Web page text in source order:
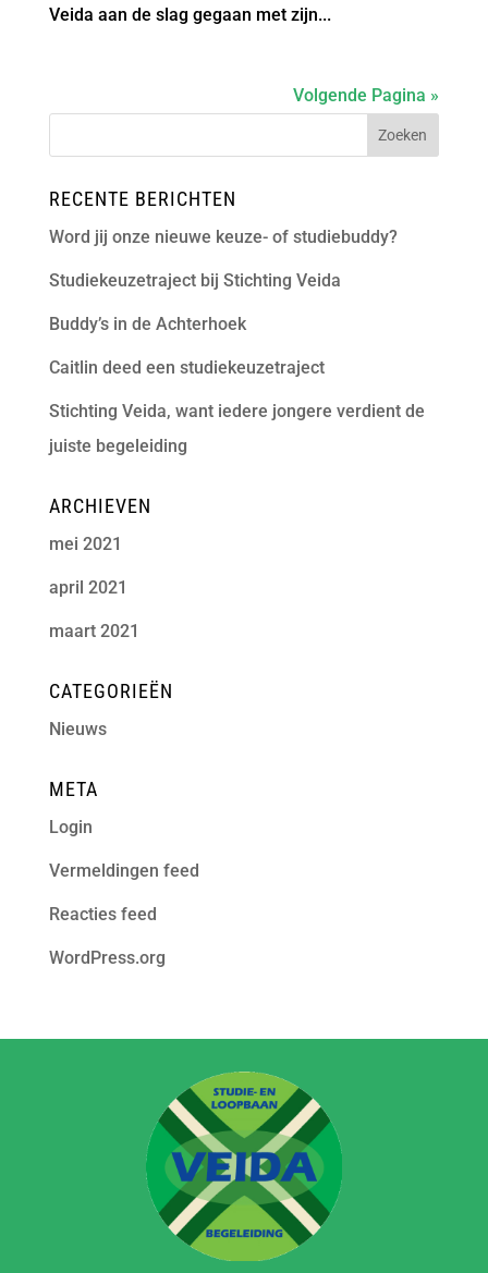
Veida aan de slag gegaan met zijn...
Volgende Pagina »
RECENTE BERICHTEN
Word jij onze nieuwe keuze- of studiebuddy?
Studiekeuzetraject bij Stichting Veida
Buddy’s in de Achterhoek
Caitlin deed een studiekeuzetraject
Stichting Veida, want iedere jongere verdient de
juiste begeleiding
ARCHIEVEN
mei 2021
april 2021
maart 2021
CATEGORIEËN
Nieuws
META
Login
Vermeldingen feed
Reacties feed
WordPress.org